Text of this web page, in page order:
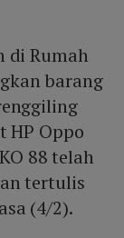
di Rumah
barang
HP Oppo
88 telah
tertulis
(4/2).